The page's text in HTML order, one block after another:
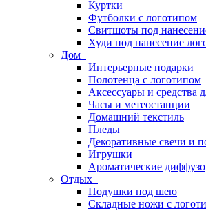
Куртки
Футболки с логотипом
Свитшоты под
Худи под нанесение
Дом
Интерьерные подарки
Полотенца с логотипом
Аксессуары и средства
Часы и метеостанции
Домашний текстиль
Пледы
Декоративные свечи и
Игрушки
Ароматические
Отдых
Подушки под шею
Складные ножи с